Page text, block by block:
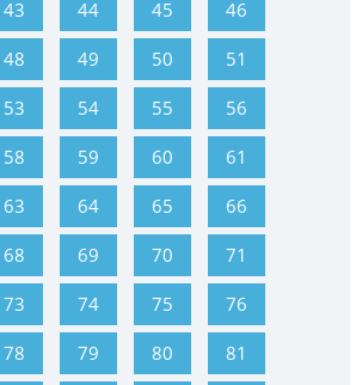
43 44 45 46
48 49 50 51
53 54 55 56
58 59 60 61
63 64 65 66
68 69 70 71
73 74 75 76
78 79 80 81